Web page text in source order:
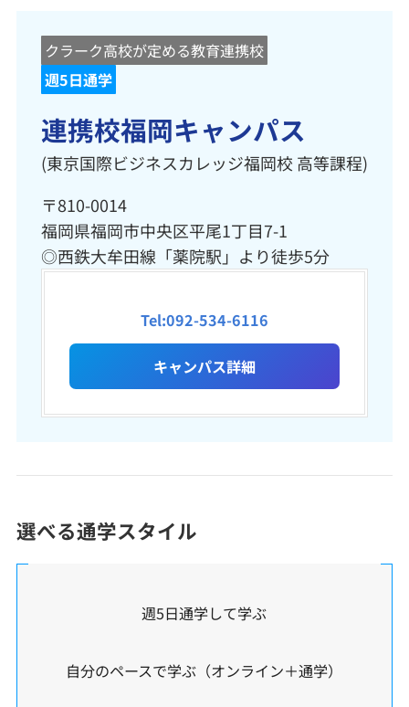
クラーク高校が定める教育連携校
週5日通学
連携校福岡キャンパス
(東京国際ビジネスカレッジ福岡校 高等課程)
〒810-0014
福岡県福岡市中央区平尾1丁目7-1
◎西鉄大牟田線「薬院駅」より徒歩5分
Tel:092-534-6116
キャンパス詳細
選べる通学スタイル
週5日通学して学ぶ
自分のペースで学ぶ（オンライン＋通学）